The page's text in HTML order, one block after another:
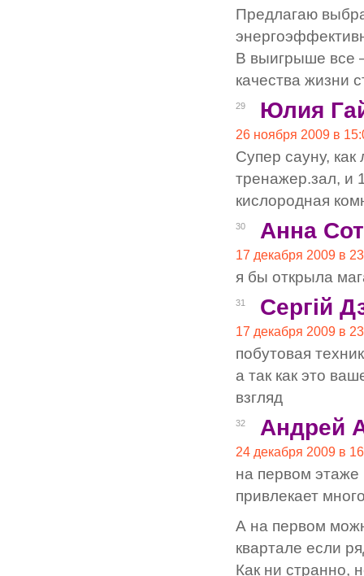
Предлагаю
В выигрыше все
качества жизни
29 Юлия
26 ноября 2009 в
Cупер сауну,
тренажер.зал, и
кислородная
30 Анна
17 декабря 2009 в
я бы открыла
31 Сергій
17 декабря 2009 в
побутовая
а так как это
взгляд
32 Андрей
24 декабря 2009 в
на первом
привлекает
А на первом
квартале если
Как ни странно,